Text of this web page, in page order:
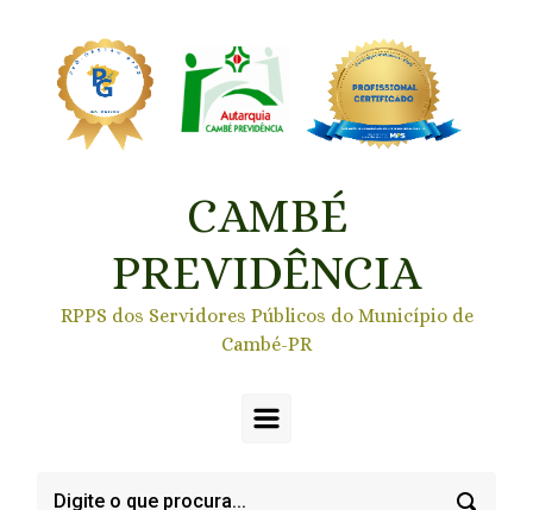
CAMBÉ
PREVIDÊNCIA
RPPS dos Servidores Públicos do Município de
Cambé-PR